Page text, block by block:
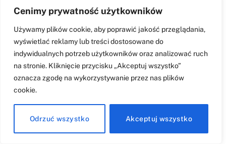
Cenimy prywatność użytkowników
Używamy plików cookie, aby poprawić jakość przeglądania,
wyświetlać reklamy lub treści dostosowane do
indywidualnych potrzeb użytkowników oraz analizować ruch
na stronie. Kliknięcie przycisku „Akceptuj wszystko”
oznacza zgodę na wykorzystywanie przez nas plików
cookie.
Odrzuć wszystko Akceptuj wszystko
Zaświadczenie lekarskie
Zaświadczenie lekarskie o stanie zdrowiamusi
zawierać:
Opis aktualnego stanu zdrowia
Rozpoznanie choroby zasadniczej i chorób
Potwierdzenie aktualnymi wynikami badań